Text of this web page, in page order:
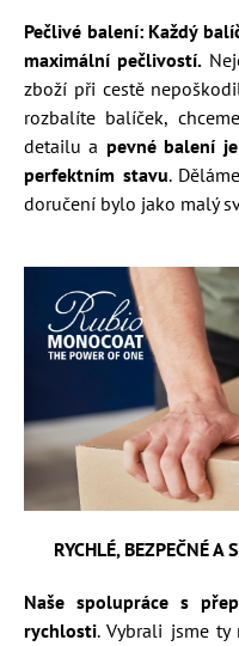
Pečlivé balení: Každý
maximální pečlivostí.
zboží při cestě
rozbalíte balíček,
detailu a pevné balení
perfektním stavu.
doručení bylo jako malý
RYCHLÉ, BEZPEČNÉ
Naše spolupráce s
rychlosti. Vybrali jsme